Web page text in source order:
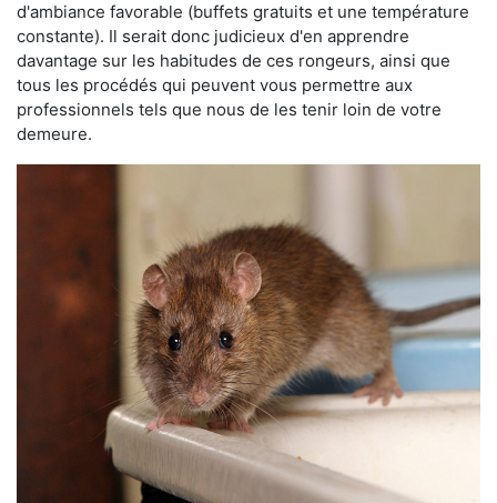
d'ambiance favorable (buffets gratuits et une température
constante). Il serait donc judicieux d'en apprendre
davantage sur les habitudes de ces rongeurs, ainsi que
tous les procédés qui peuvent vous permettre aux
professionnels tels que nous de les tenir loin de votre
demeure.